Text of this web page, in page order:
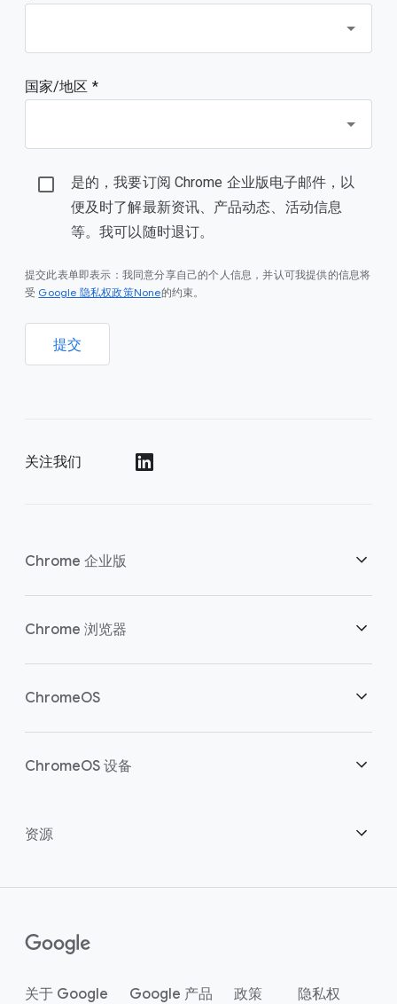
国家/地区 *
是的，我要订阅 Chrome 企业版电子邮件，以
便及时了解最新资讯、产品动态、活动信息
等。我可以随时退订。
提交此表单即表示：我同意分享自己的个人信息，并认可我提供的信息将
受 Google 隐私权政策None的约束。
提交
关注我们
Chrome 企业版
安全性
Chrome 浏览器
概述
ChromeOS
概述
联络中心
Chrome Enterprise Upgrade
ChromeOS 设备
概述
设备
如何购买
资源
指南
()
关于 Google Google 产品 政策 隐私权